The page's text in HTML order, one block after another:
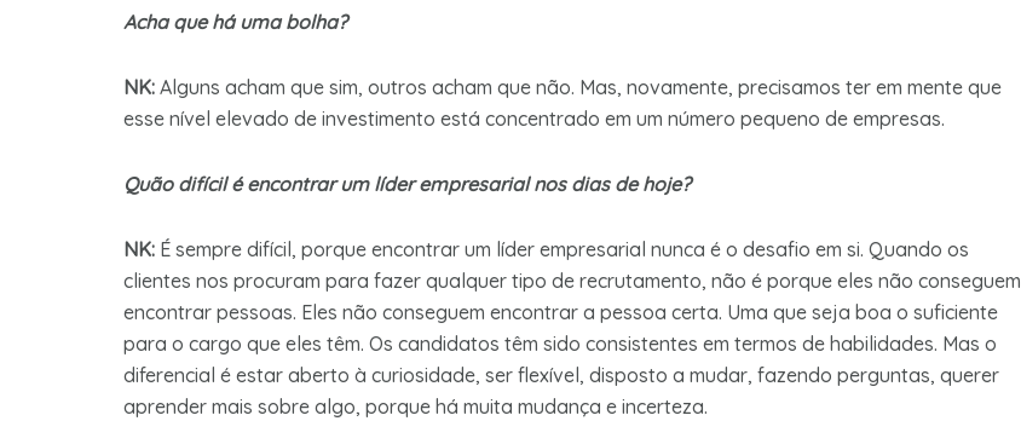
Acha que há uma bolha?
NK: Alguns acham que sim, outros acham que não. Mas, novamente, precisamos ter em mente que
esse nível elevado de investimento está concentrado em um número pequeno de empresas.
Quão difícil é encontrar um líder empresarial nos dias de hoje?
NK: É sempre difícil, porque encontrar um líder empresarial nunca é o desafio em si. Quando os
clientes nos procuram para fazer qualquer tipo de recrutamento, não é porque eles não conseguem
encontrar pessoas. Eles não conseguem encontrar a pessoa certa. Uma que seja boa o suficiente
para o cargo que eles têm. Os candidatos têm sido consistentes em termos de habilidades. Mas o
diferencial é estar aberto à curiosidade, ser flexível, disposto a mudar, fazendo perguntas, querer
aprender mais sobre algo, porque há muita mudança e incerteza.